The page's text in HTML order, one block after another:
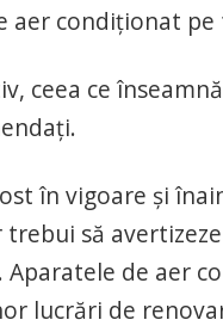
aer condiționat
ceea ce
în vigoare și
să
de aer
lucrări de